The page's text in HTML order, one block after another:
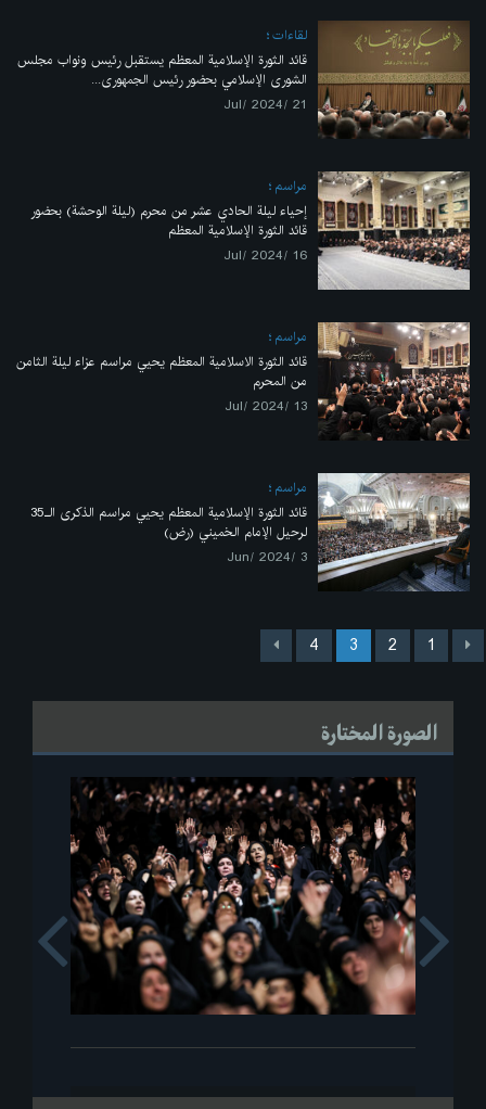
لقاءات
قائد الثورة الإسلامية المعظم یستقبل رئيس ونواب مجلس
الشورى الإسلامي بحضور رئیس الجمهوری...
21 /Jul/ 2024
مراسم
إحياء ليلة الحادي عشر من محرم (ليلة الوحشة) بحضور
قائد الثورة الإسلامية المعظم
16 /Jul/ 2024
مراسم
قائد الثورة الاسلامية المعظم يحيي مراسم عزاء ليلة الثامن
من المحرم
13 /Jul/ 2024
مراسم
قائد الثورة الإسلامية المعظم يحيي مراسم الذكرى الـ35
لرحيل الإمام الخميني (رض)
3 /Jun/ 2024
1
2
3
4
الصورة المختارة
Next